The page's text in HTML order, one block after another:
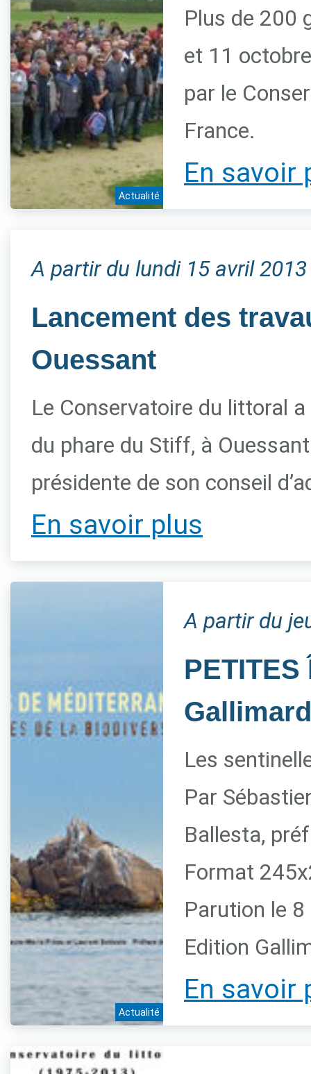
Actualité
Plus de 200
et 11
par le
France.
En savoir
A partir du lundi 15 avril 2013
Lancement des
Ouessant
Le Conservatoire du littoral
du phare du Stiff, à
présidente de son conseil
En savoir plus
Actualité
A partir du
Gallimard
Les
Par
Ballesta,
Format
Parution le
Edition
En savoir